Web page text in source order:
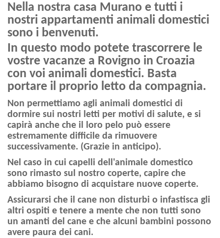
Nella nostra casa Murano e tutti i
nostri appartamenti animali domestici
sono i benvenuti.
In questo modo potete trascorrere le
vostre vacanze a Rovigno in Croazia
con voi animali domestici. Basta
portare il proprio letto da compagnia.
Non permettiamo agli animali domestici di
dormire sui nostri letti per motivi di salute, e si
capirà anche che il loro pelo può essere
estremamente difficile da rimuovere
successivamente. (Grazie in anticipo).
Nel caso in cui capelli dell'animale domestico
sono rimasto sul nostro coperte, capire che
abbiamo bisogno di acquistare nuove coperte.
Assicurarsi che il cane non disturbi o infastisca gli
altri ospiti e tenere a mente che non tutti sono
un amanti del cane e che alcuni bambini possono
avere paura dei cani.